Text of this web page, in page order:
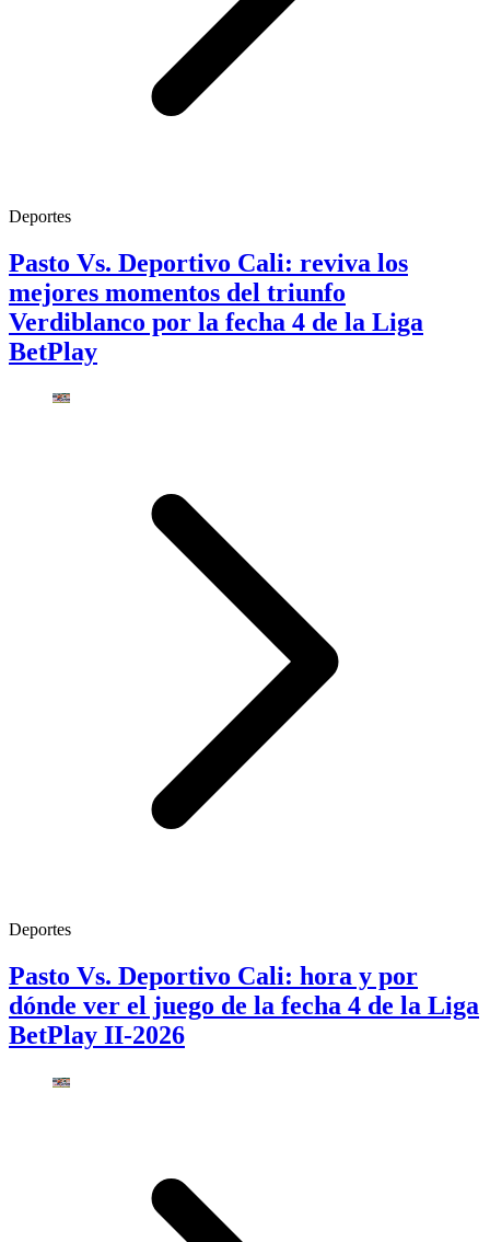
Deportes
Pasto Vs. Deportivo Cali: reviva los
mejores momentos del triunfo
Verdiblanco por la fecha 4 de la Liga
BetPlay
Deportes
Pasto Vs. Deportivo Cali: hora y por
dónde ver el juego de la fecha 4 de la Liga
BetPlay II-2026